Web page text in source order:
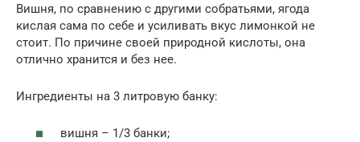
Вишня, по сравнению с другими собратьями, ягода
кислая сама по себе и усиливать вкус лимонкой не
стоит. По причине своей природной кислоты, она
отлично хранится и без нее.
Ингредиенты на 3 литровую банку:
вишня – 1/3 банки;